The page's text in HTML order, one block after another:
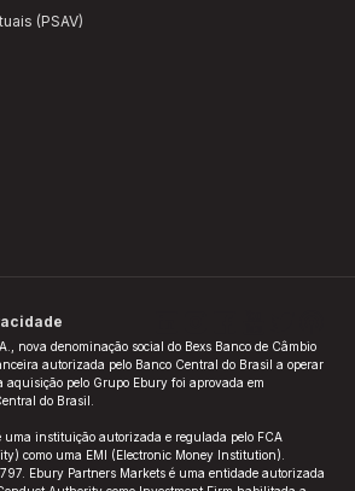
(PSAV)
nova denominação social do Bexs Banco de Câmbio
autorizada pelo Banco Central do Brasil a operar
aquisição pelo Grupo Ebury foi aprovada em
do Brasil.​
uma instituição autorizada e regulada pelo FCA
como uma EMI (Electronic Money Institution).
Ebury Partners Markets é uma entidade autorizada